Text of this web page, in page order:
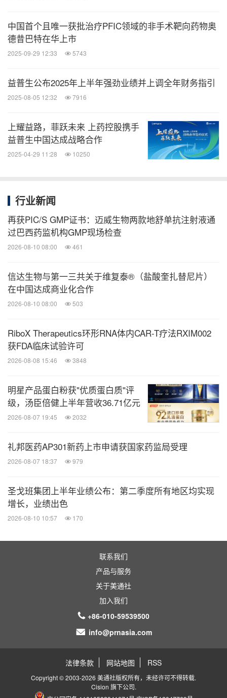
考虑外部增长的假设或潜在的未来并购交易，这些因
素可能导致相关指标发生变化。这些目标基于益普生
认为合理的数据和假设，同时依赖于未来可能发生的
定性影响，实际结果可能与相关指标产生显著偏差，
例如某些在早期开发或临床阶段具有前景的药物，最
终可能因监管或市场竞争原因未能上市或未达成商业
目标。益普生需应对，或可能需要应对仿制药带来的
竞争，这可能导致市场份额流失。此外，研发过程包
此，益普生无法保证在临床前阶段取得的积极结果一
定能在后续临床试验中得到验证，也无法保证临床试
验结果足以证明相关药物的安全性与有效性。产品是
否能获得监管批准，或是否能在市场上取得商业成
与不确定性成为现实，则实际结果可能与前瞻性声明
存在重大差异。其他可能影响公司经营的风险与不确
局、宏观经济因素（包括利率和汇率波动）、医药监
管政策与医疗立法影响、全球控费趋势、竞争对手的
技术进步与新药/专利的取得、创新药物研发过程中
场的判断能力、生产延误或困难、国际金融不稳定性
及主权风险、益普生对专利及创新药物其他保护机制
的依赖、以及可能遭遇的诉讼（包括专利及合规诉
讼）。此外，益普生在部分药品的开发和商业化中依
赖第三方合作伙伴，这些合作关系可能产生大额特许
和财务结果造成不利影响。益普生无法保证其合作伙
伴将全面履约，也可能无法从合作协议中获得预期收
益。若合作方违约，可能导致公司营收低于预期，对
公司业务、财务状况或运营表现造成负面影响。除非
适用法律另有要求，益普生明确声明无义务更新或修
订本新闻稿中的任何前瞻性声明、目标或预测，以反
映相关假设或条件的变化。益普生的业务亦受其向法
国金融市场管理局（Autorité des Marchés
Financiers）提交的注册文件中所述的风险因素影
响。上述风险与不确定性并非详尽无遗，建议读者查
ipsen.com
中国首个且唯一获批治疗PFIC领域的非手术靶向药物奥
德昔巴特在华上市
2025-09-29 12:33 5743
益普生公布2025年上半年强劲业绩并上调全年财务指引
2025-08-05 12:32 7916
上耀益路，菲跃未来 上药控股携手
益普生中国达成战略合作
2025-04-29 11:28 10250
行业新闻
再获PIC/S GMP证书：迈威生物两款地舒单抗注射液通
过巴西药监机构GMP现场检查
2026-08-10 08:00 461
信达生物与第一三共关于维复泰®（盐酸奎扎替尼片）
在中国达成商业化合作
2026-08-10 08:00 503
RiboX Therapeutics环形RNA体内CAR-T疗法RXIM002
获FDA临床试验许可
2026-08-08 15:46 3848
明星产品蛋白粉获"优质蛋白质"评
级，汤臣倍健上半年营收36.71亿元
2026-08-07 19:45 2032
礼邦医药AP301新药上市申请获国家药监局受理
2026-08-07 18:37 979
圣戈班集团上半年业绩公布：第二季度所有地区均实现
增长，业绩出色
2026-08-10 10:57 170
联系我们
产品与服务
关于美通社
加入我们
+86-010-59539500
info@prnasia.com
法律条款 网站地图 RSS
Copyright © 2003-2026 美通社版权所有，未经许可不得转载.
Cision 旗下公司.